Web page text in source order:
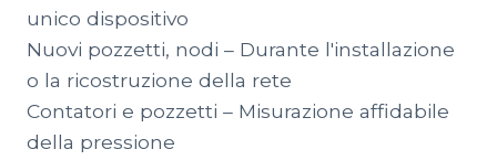
unico dispositivo
Nuovi pozzetti, nodi – Durante l'installazione
o la ricostruzione della rete
Contatori e pozzetti – Misurazione affidabile
della pressione